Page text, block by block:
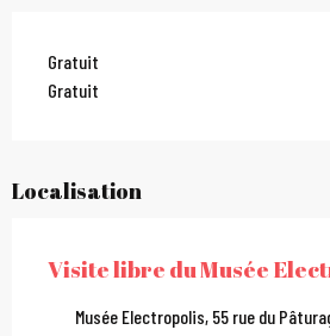
Gratuit
Gratuit
Localisation
Visite libre du Musée
Musée Electropolis, 55 rue du